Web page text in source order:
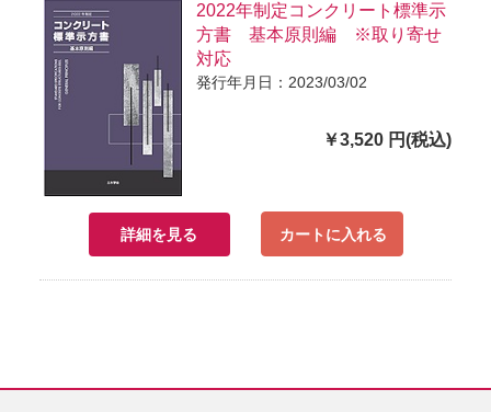
2022年制定コンクリート標準示
方書 基本原則編 ※取り寄せ
対応
発行年月日：2023/03/02
￥3,520 円(税込)
詳細を見る カートに入れる